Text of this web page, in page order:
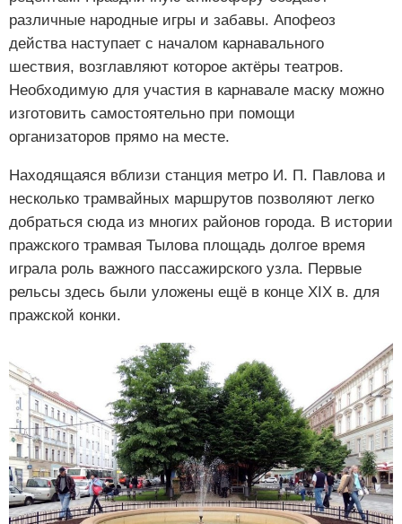
различные народные игры и забавы. Апофеоз
действа наступает с началом карнавального
шествия, возглавляют которое актёры театров.
Необходимую для участия в карнавале маску можно
изготовить самостоятельно при помощи
организаторов прямо на месте.
Находящаяся вблизи станция метро И. П. Павлова и
несколько трамвайных маршрутов позволяют легко
добраться сюда из многих районов города. В истории
пражского трамвая Тылова площадь долгое время
играла роль важного пассажирского узла. Первые
рельсы здесь были уложены ещё в конце XIX в. для
пражской конки.